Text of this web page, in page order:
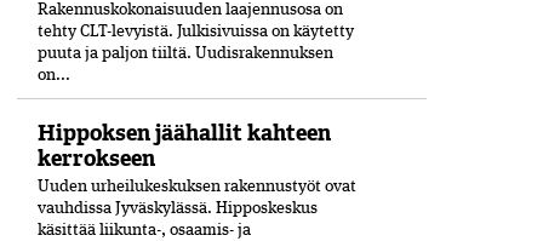
Rakennuskokonaisuuden laajennusosa on
tehty CLT-levyistä. Julkisivuissa on käytetty
puuta ja paljon tiiltä. Uudisrakennuksen
on...
Hippoksen jäähallit kahteen
kerrokseen
Uuden urheilukeskuksen rakennustyöt ovat
vauhdissa Jyväskylässä. Hipposkeskus
käsittää liikunta-, osaamis- ja